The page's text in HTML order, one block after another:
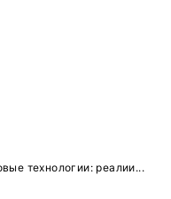
технологии: реалии...